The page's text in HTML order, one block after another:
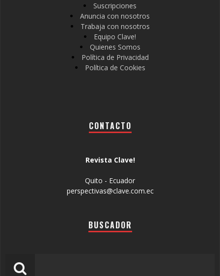
Suscripciones
Anuncia con nosotros
Trabaja con nosotros
Equipo Clave!
Quienes Somos
Política de Privacidad
Política de Cookies
CONTACTO
Revista Clave!
Quito - Ecuador
perspectivas@clave.com.ec
BUSCADOR